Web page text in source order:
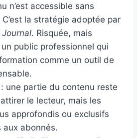
n’est accessible sans
la stratégie adoptée par
Journal. Risquée, mais
public professionnel qui
comme un outil de
: une partie du contenu reste
le lecteur, mais les
approfondis ou exclusifs
aux abonnés.